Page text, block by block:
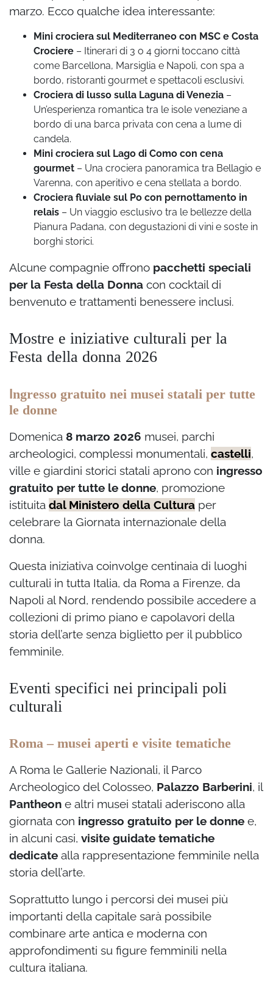
marzo. Ecco qualche idea interessante:
Mini crociera sul Mediterraneo con MSC e Costa
Crociere – Itinerari di 3 o 4 giorni toccano città
come Barcellona, Marsiglia e Napoli, con spa a
bordo, ristoranti gourmet e spettacoli esclusivi.
Crociera di lusso sulla Laguna di Venezia –
Un’esperienza romantica tra le isole veneziane a
bordo di una barca privata con cena a lume di
candela.
Mini crociera sul Lago di Como con cena
gourmet – Una crociera panoramica tra Bellagio e
Varenna, con aperitivo e cena stellata a bordo.
Crociera fluviale sul Po con pernottamento in
relais – Un viaggio esclusivo tra le bellezze della
Pianura Padana, con degustazioni di vini e soste in
borghi storici.
Alcune compagnie offrono pacchetti speciali
per la Festa della Donna con cocktail di
benvenuto e trattamenti benessere inclusi.
Mostre e iniziative culturali per la
Festa della donna 2026
Ingresso gratuito nei musei statali per tutte
le donne
Domenica 8 marzo 2026 musei, parchi
archeologici, complessi monumentali, castelli,
ville e giardini storici statali aprono con ingresso
gratuito per tutte le donne, promozione
istituita dal Ministero della Cultura per
celebrare la Giornata internazionale della
donna.
Questa iniziativa coinvolge centinaia di luoghi
culturali in tutta Italia, da Roma a Firenze, da
Napoli al Nord, rendendo possibile accedere a
collezioni di primo piano e capolavori della
storia dell’arte senza biglietto per il pubblico
femminile.
Eventi specifici nei principali poli
culturali
Roma – musei aperti e visite tematiche
A Roma le Gallerie Nazionali, il Parco
Archeologico del Colosseo, Palazzo Barberini, il
Pantheon e altri musei statali aderiscono alla
giornata con ingresso gratuito per le donne e,
in alcuni casi, visite guidate tematiche
dedicate alla rappresentazione femminile nella
storia dell’arte.
Soprattutto lungo i percorsi dei musei più
importanti della capitale sarà possibile
combinare arte antica e moderna con
approfondimenti su figure femminili nella
cultura italiana.